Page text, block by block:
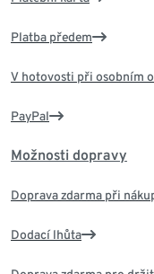
Platba předem
V hotovosti při osobním
PayPal
Možnosti dopravy
Doprava zdarma při
Dodací lhůta